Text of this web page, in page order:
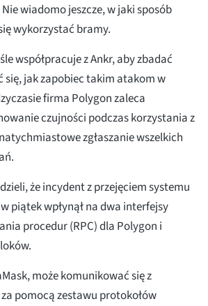
wiadomo jeszcze, w jaki sposób
wykorzystać bramy.
współpracuje z Ankr, aby zbadać
się, jak zapobiec takim atakom w
firma Polygon zaleca
czujności podczas korzystania z
zgłaszanie wszelkich
że incydent z przejęciem systemu
piątek wpłynął na dwa interfejsy
procedur (RPC) dla Polygon i
może komunikować się z
pomocą zestawu protokołów